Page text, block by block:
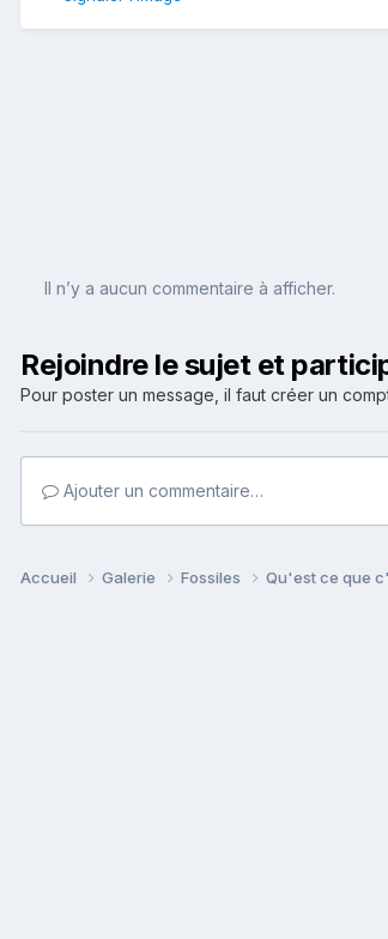
Il n’y a aucun commentaire à afficher.
Rejoindre le sujet et
Pour poster un message, il faut créer un
Ajouter un commentaire…
Accueil Galerie Fossiles Qu'est ce que